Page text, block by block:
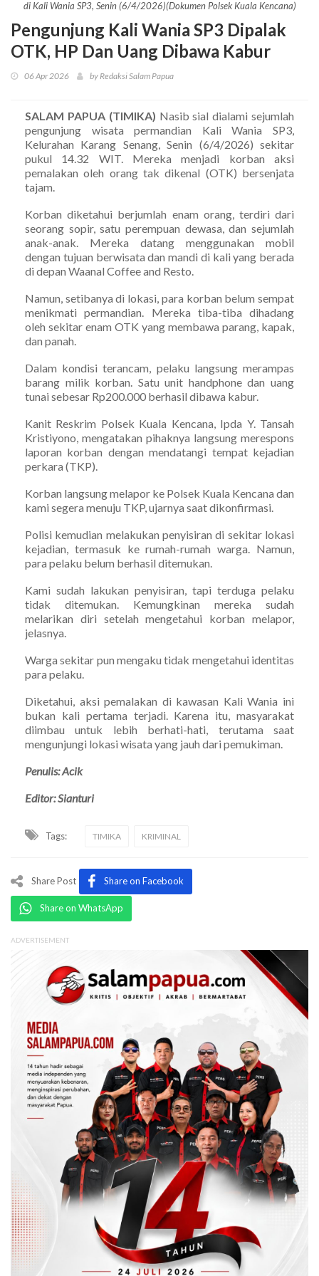
di Kali Wania SP3, Senin (6/4/2026)(Dokumen Polsek Kuala Kencana)
Pengunjung Kali Wania SP3 Dipalak
OTK, HP Dan Uang Dibawa Kabur
06 Apr 2026 by Redaksi Salam Papua
SALAM PAPUA (TIMIKA) Nasib sial dialami sejumlah
pengunjung wisata permandian Kali Wania SP3,
Kelurahan Karang Senang, Senin (6/4/2026) sekitar
pukul 14.32 WIT. Mereka menjadi korban aksi
pemalakan oleh orang tak dikenal (OTK) bersenjata
tajam.
Korban diketahui berjumlah enam orang, terdiri dari
seorang sopir, satu perempuan dewasa, dan sejumlah
anak-anak. Mereka datang menggunakan mobil
dengan tujuan berwisata dan mandi di kali yang berada
di depan Waanal Coffee and Resto.
Namun, setibanya di lokasi, para korban belum sempat
menikmati permandian. Mereka tiba-tiba dihadang
oleh sekitar enam OTK yang membawa parang, kapak,
dan panah.
Dalam kondisi terancam, pelaku langsung merampas
barang milik korban. Satu unit handphone dan uang
tunai sebesar Rp200.000 berhasil dibawa kabur.
Kanit Reskrim Polsek Kuala Kencana, Ipda Y. Tansah
Kristiyono, mengatakan pihaknya langsung merespons
laporan korban dengan mendatangi tempat kejadian
perkara (TKP).
Korban langsung melapor ke Polsek Kuala Kencana dan
kami segera menuju TKP, ujarnya saat dikonfirmasi.
Polisi kemudian melakukan penyisiran di sekitar lokasi
kejadian, termasuk ke rumah-rumah warga. Namun,
para pelaku belum berhasil ditemukan.
Kami sudah lakukan penyisiran, tapi terduga pelaku
tidak ditemukan. Kemungkinan mereka sudah
melarikan diri setelah mengetahui korban melapor,
jelasnya.
Warga sekitar pun mengaku tidak mengetahui identitas
para pelaku.
Diketahui, aksi pemalakan di kawasan Kali Wania ini
bukan kali pertama terjadi. Karena itu, masyarakat
diimbau untuk lebih berhati-hati, terutama saat
mengunjungi lokasi wisata yang jauh dari pemukiman.
Penulis: Acik
Editor: Sianturi
Tags: TIMIKA KRIMINAL
Share Post Share on Facebook
Share on WhatsApp
ADVERTISEMENT